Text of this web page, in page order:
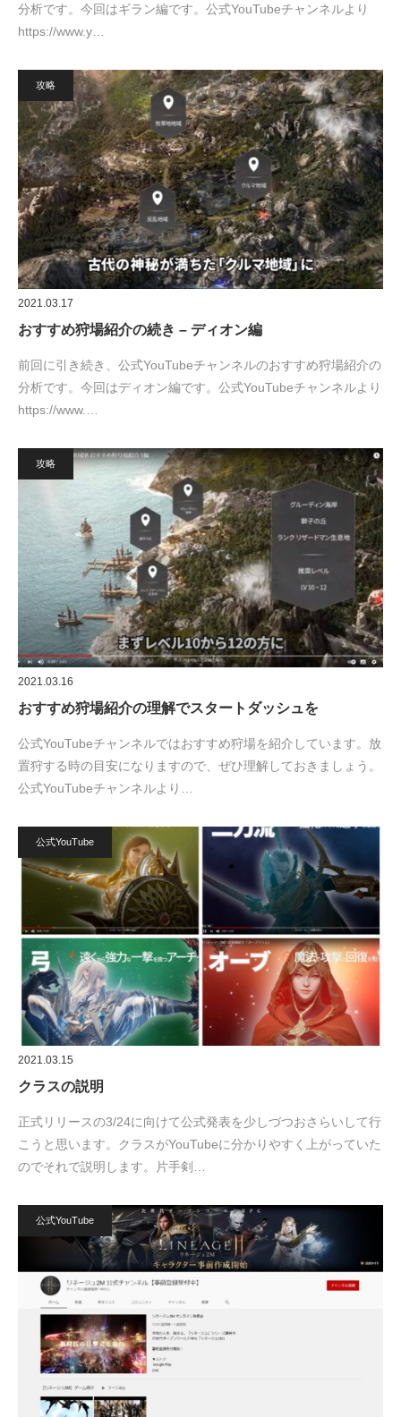
分析です。今回はギラン編です。公式YouTubeチャンネルより
https://www.y…
攻略
2021.03.17
おすすめ狩場紹介の続き – ディオン編
前回に引き続き、公式YouTubeチャンネルのおすすめ狩場紹介の
分析です。今回はディオン編です。公式YouTubeチャンネルより
https://www.…
攻略
2021.03.16
おすすめ狩場紹介の理解でスタートダッシュを
公式YouTubeチャンネルではおすすめ狩場を紹介しています。放
置狩する時の目安になりますので、ぜひ理解しておきましょう。
公式YouTubeチャンネルより…
公式YouTube
2021.03.15
クラスの説明
正式リリースの3/24に向けて公式発表を少しづつおさらいして行
こうと思います。クラスがYouTubeに分かりやすく上がっていた
のでそれで説明します。片手剣…
公式YouTube